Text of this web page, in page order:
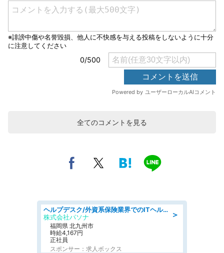
全てのコメントを見る
＞
ヘルプデスク/外資系保険業界でのITヘルプデスク業務/駅近/即日勤務可/ヘルプデスク
株式会社パソナ
福岡県 北九州市
時給4,167円
正社員
スポンサー：求人ボックス